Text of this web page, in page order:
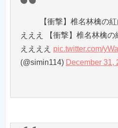
【衝撃】椎名林檎の
えええ 【衝撃】椎名林檎の
ええええ pic.twitter.com/
(@simin114) December 31,